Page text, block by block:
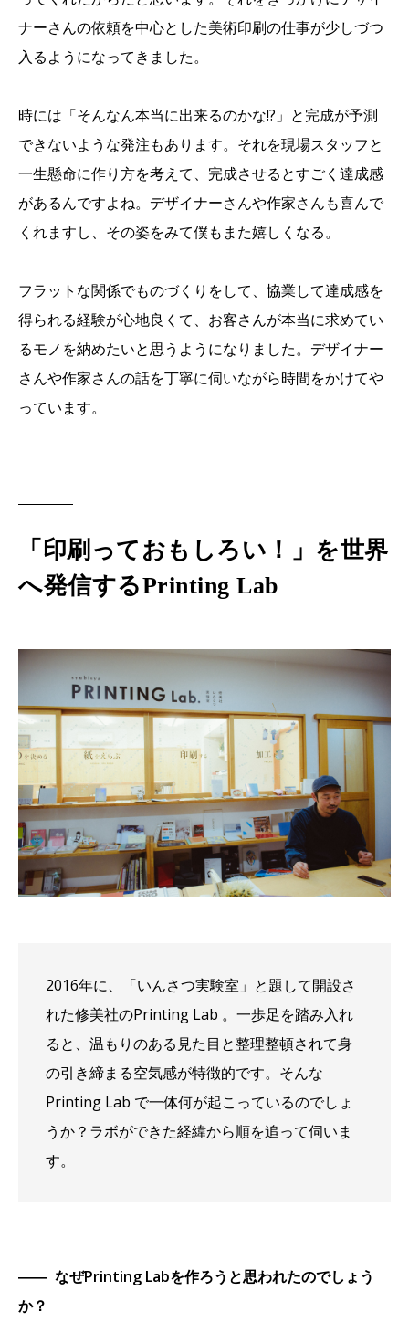
ナーさんの依頼を中心とした美術印刷の仕事が少しづつ
入るようになってきました。
時には「そんなん本当に出来るのかな!?」と完成が予測
できないような発注もあります。それを現場スタッフと
一生懸命に作り方を考えて、完成させるとすごく達成感
があるんですよね。デザイナーさんや作家さんも喜んで
くれますし、その姿をみて僕もまた嬉しくなる。
フラットな関係でものづくりをして、協業して達成感を
得られる経験が心地良くて、お客さんが本当に求めてい
るモノを納めたいと思うようになりました。デザイナー
さんや作家さんの話を丁寧に伺いながら時間をかけてや
っています。
「印刷っておもしろい！」を世界
へ発信するPrinting Lab
2016年に、「いんさつ実験室」と題して開設さ
れた修美社のPrinting Lab 。一歩足を踏み入れ
ると、温もりのある見た目と整理整頓されて身
の引き締まる空気感が特徴的です。そんな
Printing Lab で一体何が起こっているのでしょ
うか？ラボができた経緯から順を追って伺いま
す。
―― なぜPrinting Labを作ろうと思われたのでしょう
か？